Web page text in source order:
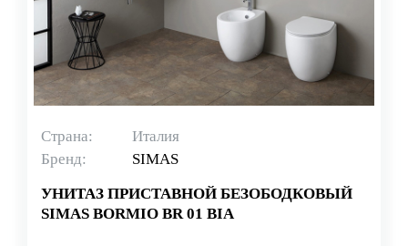
Страна:
Италия
Бренд:
SIMAS
УНИТАЗ ПРИСТАВНОЙ БЕЗОБОДКОВЫЙ
SIMAS BORMIO BR 01 BIA